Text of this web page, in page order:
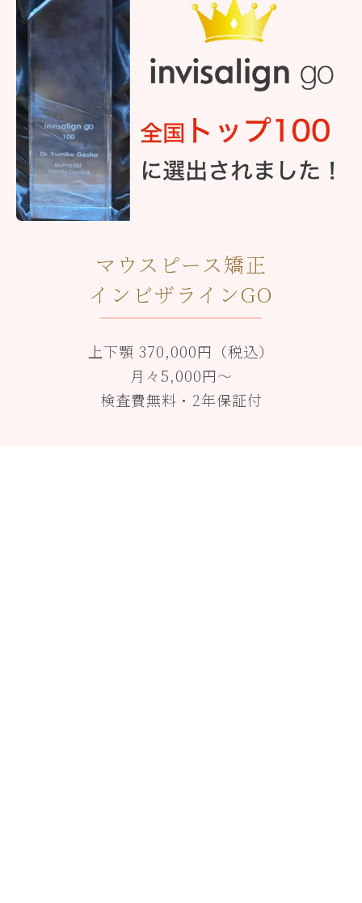
マウスピース矯正
インビザラインGO
上下顎 370,000円（税込）
月々5,000円〜
検査費無料・2年保証付